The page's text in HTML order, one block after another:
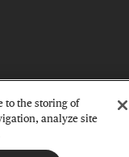
to the storing of
analyze site